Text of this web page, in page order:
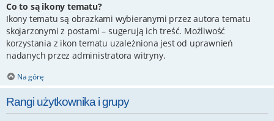
Co to są ikony tematu?
Ikony tematu są obrazkami wybieranymi przez autora tematu
skojarzonymi z postami – sugerują ich treść. Możliwość
korzystania z ikon tematu uzależniona jest od uprawnień
nadanych przez administratora witryny.
Na górę
Rangi użytkownika i grupy